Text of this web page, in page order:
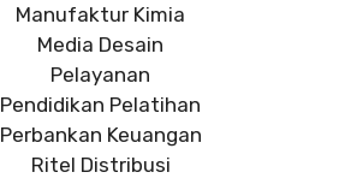
Manufaktur Kimia
Media Desain
Pelayanan
Pendidikan Pelatihan
Perbankan Keuangan
Ritel Distribusi